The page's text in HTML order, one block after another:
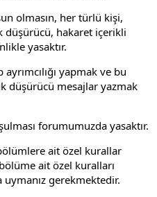
olmasın, her türlü kişi,
hakaret içerikli
yasaktır.
yapmak ve bu
düşürücü mesajlar yazmak
forumumuzda yasaktır.
ait özel kurallar
ait özel kuralları
gerekmektedir.